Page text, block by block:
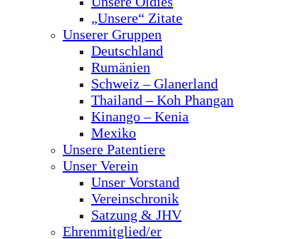
„Unsere“ Zitate
Unserer Gruppen
Deutschland
Rumänien
Schweiz – Glanerland
Thailand – Koh Phangan
Kinango – Kenia
Mexiko
Unsere Patentiere
Unser Verein
Unser Vorstand
Vereinschronik
Satzung & JHV
Ehrenmitglied/er